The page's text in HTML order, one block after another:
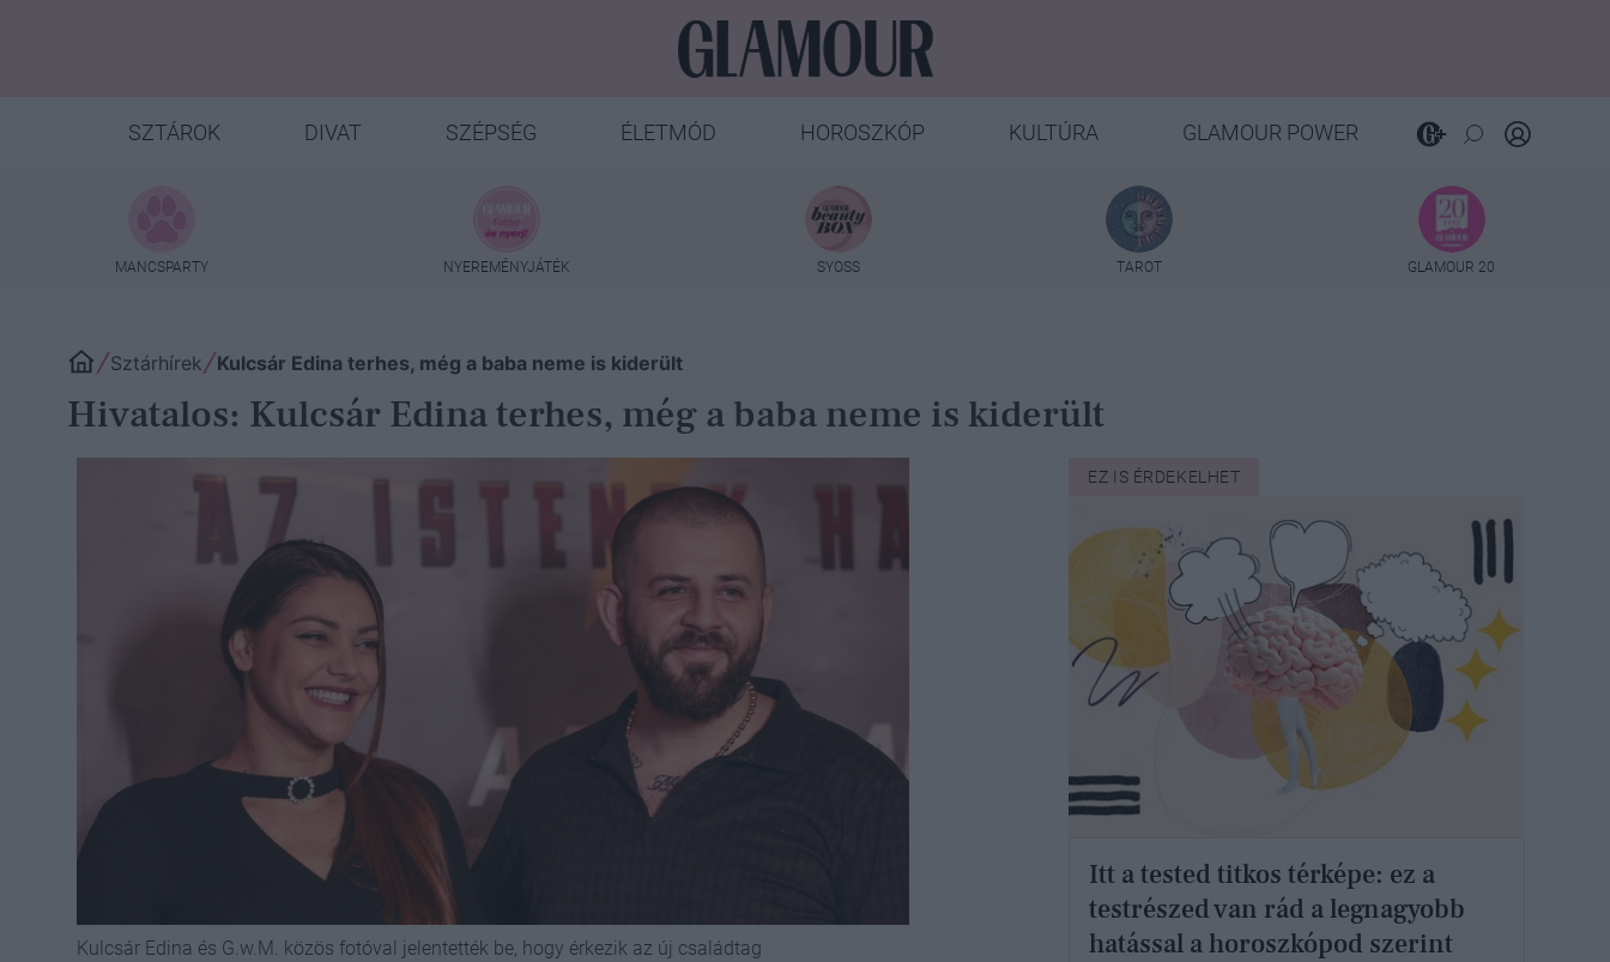
SZTÁROK DIVAT SZÉPSÉG ÉLETMÓD HOROSZKÓP KULTÚRA GLAMOUR POWER
MANCSPARTY NYEREMÉNYJÁTÉK SYOSS TAROT GLAMOUR 20
Sztárhírek Kulcsár Edina terhes, még a baba neme is kiderült
Hivatalos: Kulcsár Edina terhes, még a baba neme is kiderült
Kulcsár Edina és G.w.M. közös fotóval jelentették be, hogy érkezik az új családtag
EZ IS ÉRDEKELHET
Itt a tested titkos térképe: ez a
testrészed van rád a legnagyobb
hatással a horoszkópod szerint